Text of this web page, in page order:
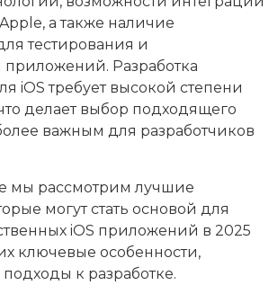
а также наличие
тестирования и
приложений. Разработка
iOS требует высокой степени
делает выбор подходящего
важным для разработчиков
мы рассмотрим лучшие
могут стать основой для
iOS приложений в 2025
ключевые особенности,
к разработке.